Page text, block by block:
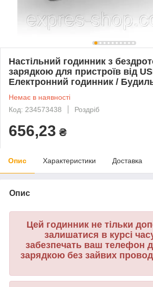
Настільний годинник з
зарядкою для пристроїв від
Електронний годинник /
Немає в наявності
Код: 234573438
Роздріб
656,23 ₴
Опис Характеристики Доставка
Опис
Цей годинник не тільки
залишатися в курсі
забезпечать ваш телефон
зарядкою без зайвих